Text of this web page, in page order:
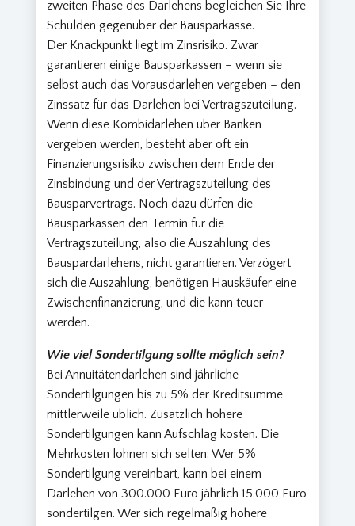
zweiten Phase des Darlehens begleichen Sie Ihre
Schulden gegenüber der Bausparkasse.
Der Knackpunkt liegt im Zinsrisiko. Zwar
garantieren einige Bausparkassen – wenn sie
selbst auch das Vorausdarlehen vergeben – den
Zinssatz für das Darlehen bei Vertragszuteilung.
Wenn diese Kombidarlehen über Banken
vergeben werden, besteht aber oft ein
Finanzierungsrisiko zwischen dem Ende der
Zinsbindung und der Vertragszuteilung des
Bausparvertrags. Noch dazu dürfen die
Bausparkassen den Termin für die
Vertragszuteilung, also die Auszahlung des
Bauspardarlehens, nicht garantieren. Verzögert
sich die Auszahlung, benötigen Hauskäufer eine
Zwischenfinanzierung, und die kann teuer
werden.
Wie viel Sondertilgung sollte möglich sein?
Bei Annuitätendarlehen sind jährliche
Sondertilgungen bis zu 5% der Kreditsumme
mittlerweile üblich. Zusätzlich höhere
Sondertilgungen kann Aufschlag kosten. Die
Mehrkosten lohnen sich selten: Wer 5%
Sondertilgung vereinbart, kann bei einem
Darlehen von 300.000 Euro jährlich 15.000 Euro
sondertilgen. Wer sich regelmäßig höhere